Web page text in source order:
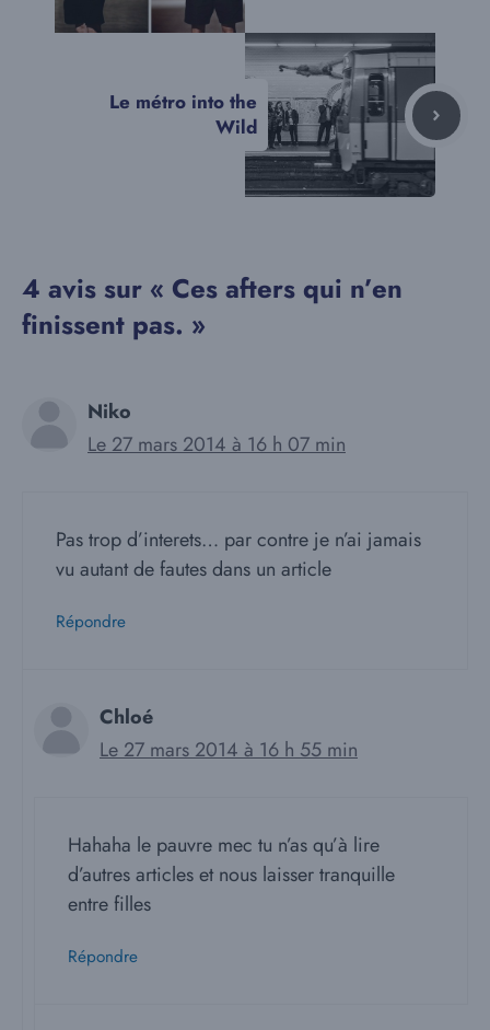
Le métro into the
Wild
4 avis sur « Ces afters qui n’en
finissent pas. »
Niko
Le 27 mars 2014 à 16 h 07 min
Pas trop d’interets… par contre je n’ai jamais
vu autant de fautes dans un article
Répondre
Chloé
Le 27 mars 2014 à 16 h 55 min
Hahaha le pauvre mec tu n’as qu’à lire
d’autres articles et nous laisser tranquille
entre filles
Répondre